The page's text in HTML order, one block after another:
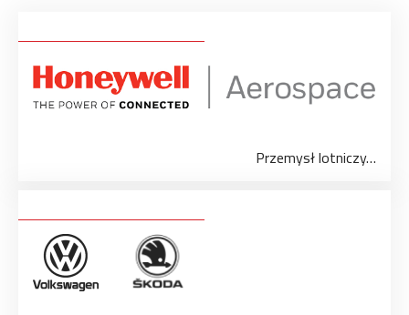
Przemysł lotniczy…